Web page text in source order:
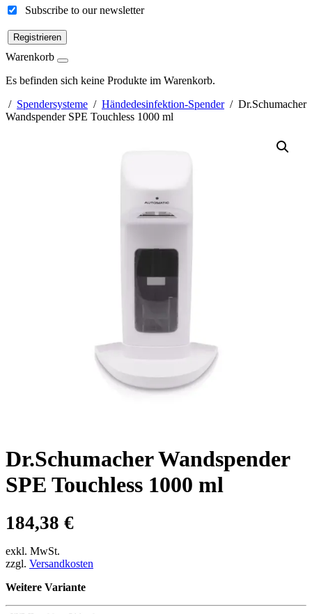
Subscribe to our newsletter
Registrieren
Warenkorb
Es befinden sich keine Produkte im Warenkorb.
/ Spendersysteme / Händedesinfektion-Spender/ Dr.Schumacher
Wandspender SPE Touchless 1000 ml
Dr.Schumacher Wandspender
SPE Touchless 1000 ml
184,38 €
exkl. MwSt.
zzgl. Versandkosten
Weitere Variante